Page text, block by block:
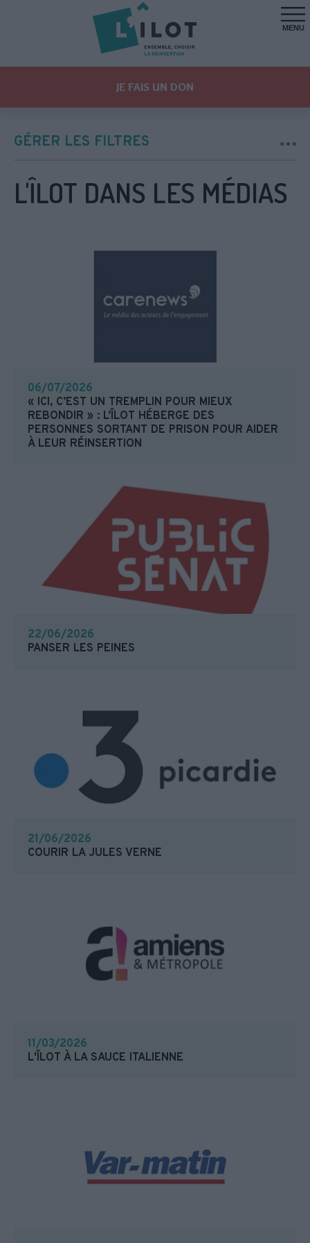
MENU
JE FAIS UN DON
GÉRER LES FILTRES
L'ÎLOT DANS LES MÉDIAS
06/07/2026
« ICI, C’EST UN TREMPLIN POUR MIEUX
REBONDIR » : L’ÎLOT HÉBERGE DES
PERSONNES SORTANT DE PRISON POUR AIDER
À LEUR RÉINSERTION
22/06/2026
PANSER LES PEINES
21/06/2026
COURIR LA JULES VERNE
11/03/2026
L'ÎLOT À LA SAUCE ITALIENNE